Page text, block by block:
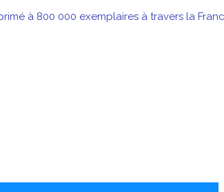
à 800 000 exemplaires à travers la